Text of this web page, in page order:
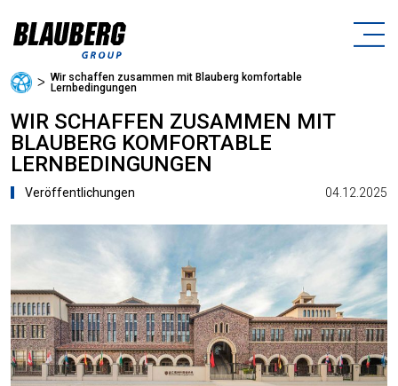
ᐳ Wir schaffen zusammen mit Blauberg komfortable
Lernbedingungen
WIR SCHAFFEN ZUSAMMEN MIT
BLAUBERG KOMFORTABLE
LERNBEDINGUNGEN
Veröffentlichungen 04.12.2025